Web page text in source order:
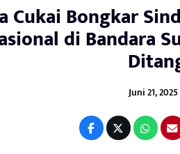
Cukai Bongkar
di Bandara
Juni 21,